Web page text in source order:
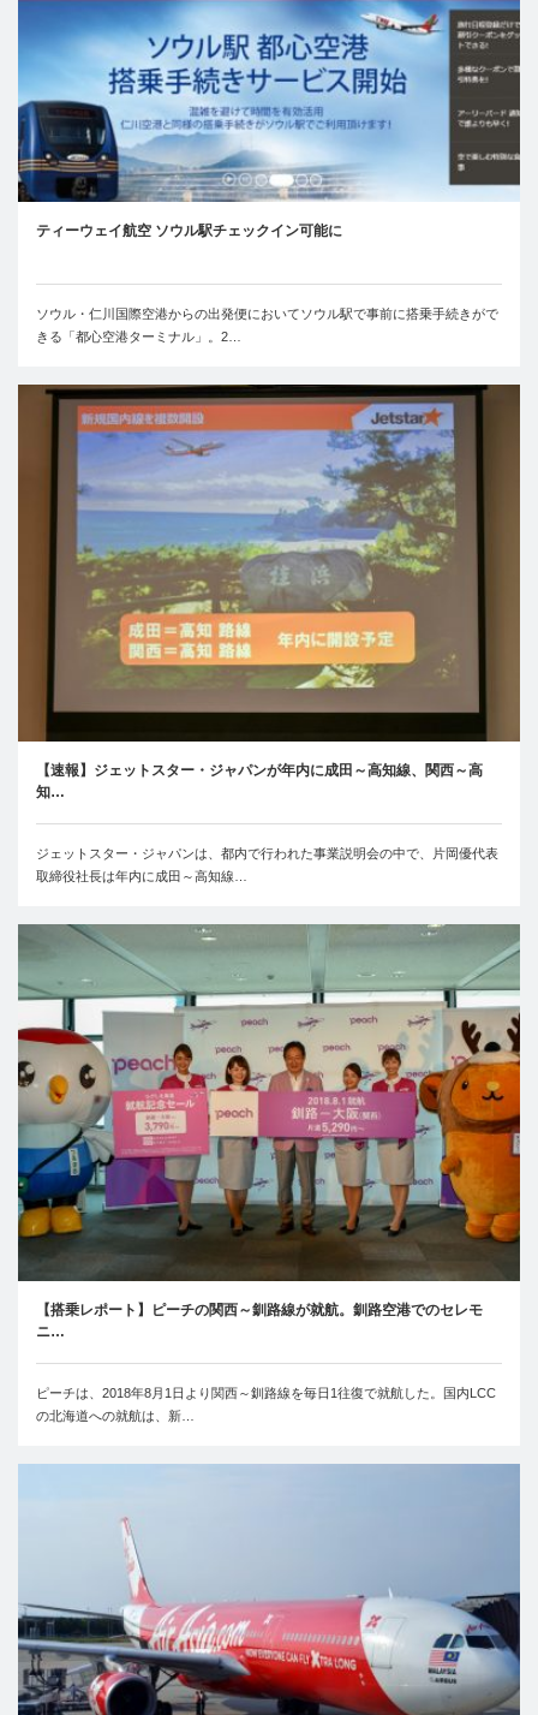
ティーウェイ航空 ソウル駅チェックイン可能に
ソウル・仁川国際空港からの出発便においてソウル駅で事前に搭乗手続きがで
きる「都心空港ターミナル」。2…
【速報】ジェットスター・ジャパンが年内に成田～高知線、関西～高
知…
ジェットスター・ジャパンは、都内で行われた事業説明会の中で、片岡優代表
取締役社長は年内に成田～高知線…
【搭乗レポート】ピーチの関西～釧路線が就航。釧路空港でのセレモ
ニ…
ピーチは、2018年8月1日より関西～釧路線を毎日1往復で就航した。国内LCC
の北海道への就航は、新…